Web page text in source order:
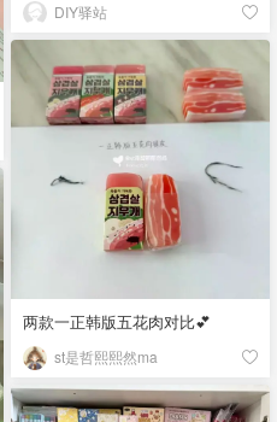
DIY驿站
两款一正韩版五花肉对比💕
st是哲熙熙然ma